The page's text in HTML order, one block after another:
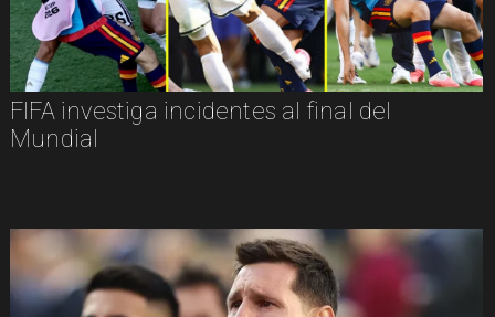
FIFA investiga incidentes al final del
Mundial